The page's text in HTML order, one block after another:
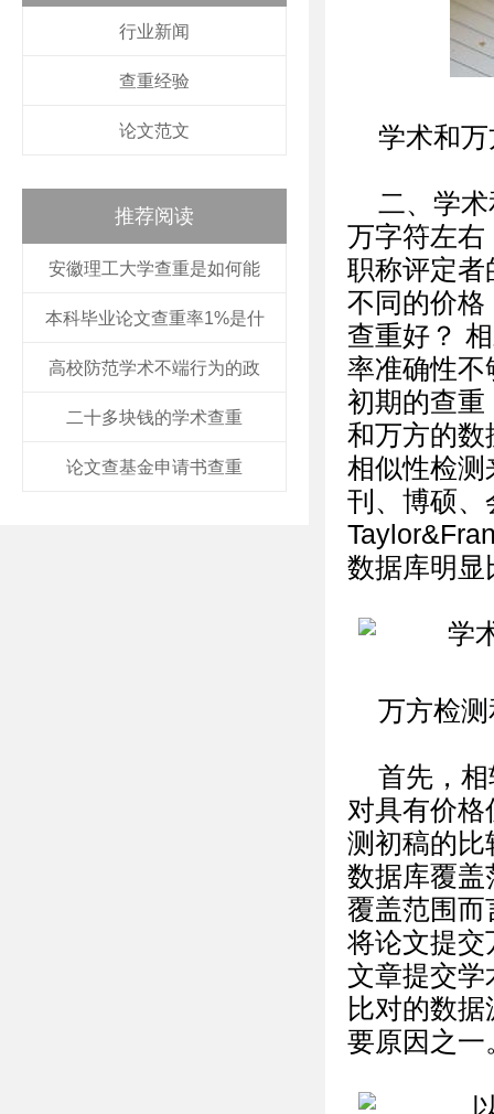
行业新闻
查重经验
论文范文
推荐阅读
安徽理工大学查重是如何能
本科毕业论文查重率1%是什
高校防范学术不端行为的政
二十多块钱的学术查重
论文查基金申请书查重
学术和
二、学
万字符左右
职称评定者
不同的价格
查重好？
率准确性不
初期的查重
和万方的数
相似性检测
刊、博硕、
数据库明显
万方检
首先，
对具有价
测初稿的比
数据库覆盖
覆盖范围而
将论文提交
文章提交学
比对的数
要原因之一